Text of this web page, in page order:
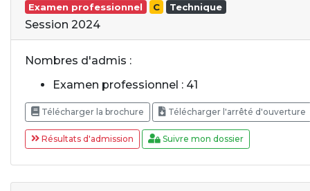
Examen professionnel C Technique
Session 2024
Nombres d'admis :
Examen professionnel : 41
Télécharger la brochure Télécharger l'arrêté d'ouverture
Résultats d'admission Suivre mon dossier